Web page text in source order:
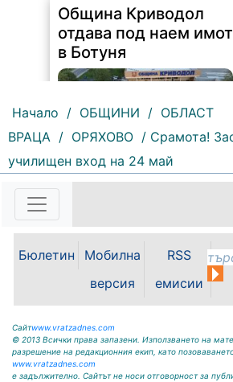
Община Криводол
отдава под наем имот
в Ботуня
154 | 2026-08-07 11:30:54
„Освобождение” № 13, тел.
krivodol@mbox.is-bg.net ОБЯВА
На основание чл. 8, ал. 4,
чл. 14, ал. 7 от ЗОС; чл. 92, ал. 1...
Начало / ОБЩИНИ / ОБЛАСТ
ВРАЦА / ОРЯХОВО / Срамота!
училищен вход на 24 май
Бюлетин
Мобилна
версия
RSS
емисии
Сайтwww.vratzadnes.com
© 2013 Всички права запазени. Използването на
разрешение на редакционния екип, като
www.vratzadnes.com
е задължително. Сайтът не носи отговорност за